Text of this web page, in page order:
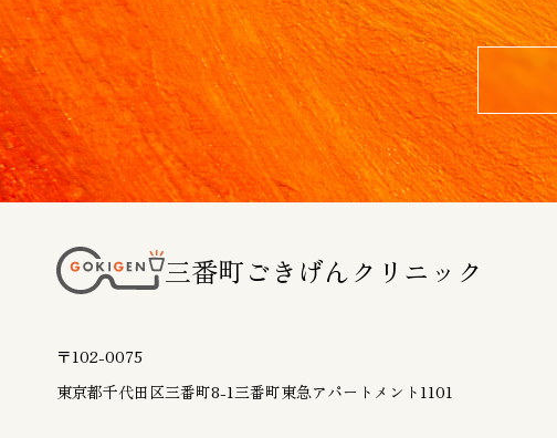
三番町ごきげんクリニック
〒102-0075
東京都千代田区三番町8-1三番町東急アパートメント1101